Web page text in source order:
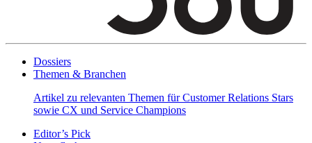
Dossiers
Themen & Branchen
Artikel zu relevanten Themen für Customer Relations Stars
sowie CX und Service Champions
Editor’s Pick